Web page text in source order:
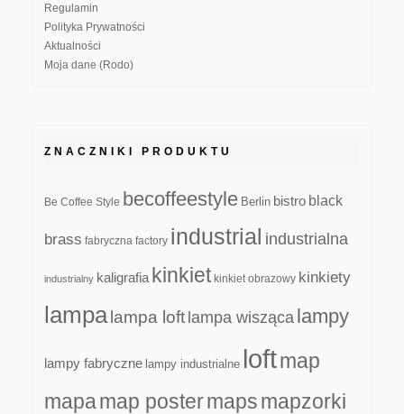
Regulamin
Polityka Prywatności
Aktualności
Moja dane (Rodo)
ZNACZNIKI PRODUKTU
Be Coffee Style becoffeestyle Berlin bistro black
brass fabryczna factory industrial industrialna
industrialny kaligrafia kinkiet kinkiet obrazowy kinkiety
lampalampa loft lampa wisząca lampy
lampy fabryczne lampy industrialne loftmap
mapamap postermapsmapzorki